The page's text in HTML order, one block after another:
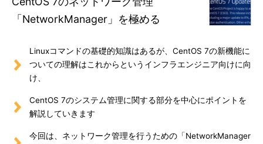
「NetworkManager」を極める
Linuxコマンドの基礎的知識はあるが、CentOS 7の新機能に
ついての理解はこれからというインフラエンジニア向けに向
け、
CentOS 7のシステム管理に関する部分を中心にポイントを
解説していきます
今回は、ネットワーク管理を行うための「NetworkManager